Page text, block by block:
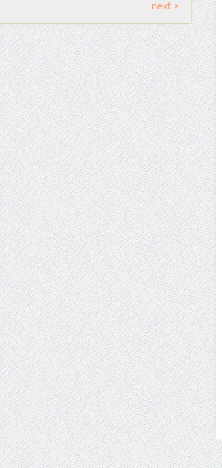
next >